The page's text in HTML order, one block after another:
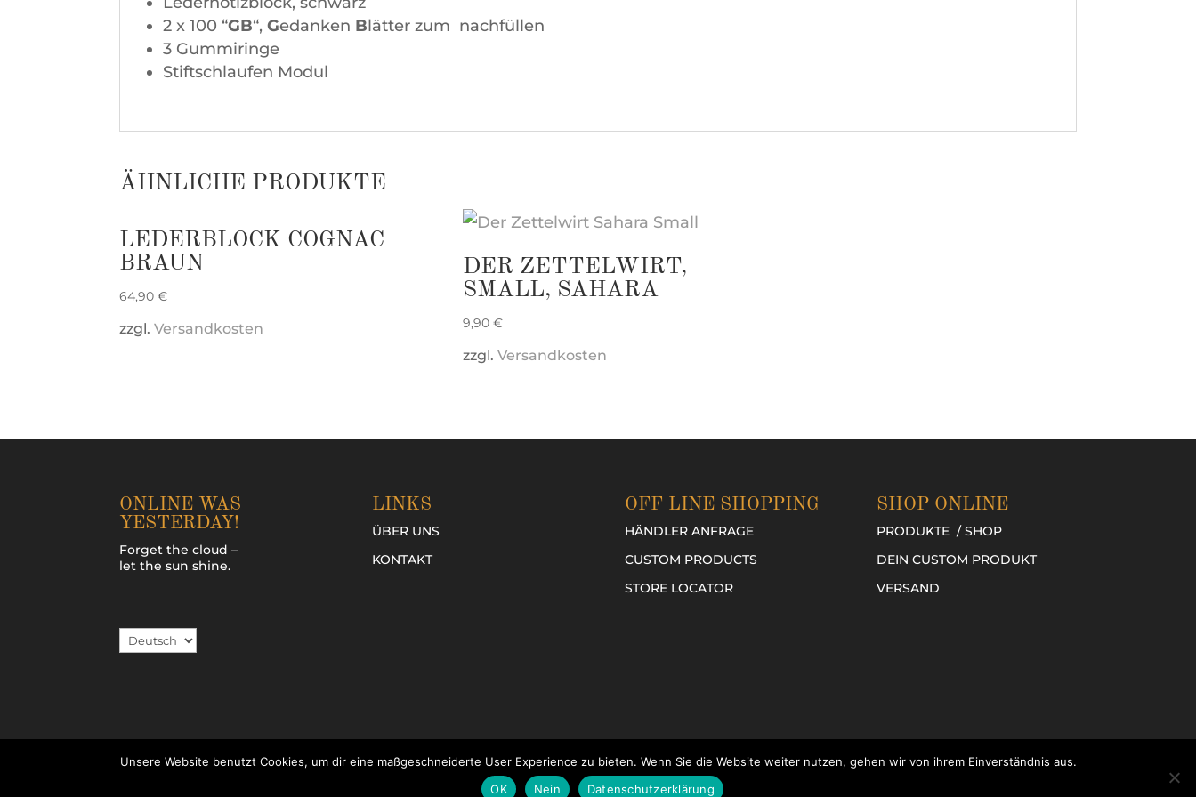
2 x 100 “GB“,Gedanken Blätter zum nachfüllen
3 Gummiringe
Stiftschlaufen Modul
ÄHNLICHE PRODUKTE
LEDERBLOCK COGNAC
BRAUN
64,90€
zzgl.Versandkosten
DER ZETTELWIRT,
SMALL, SAHARA
9,90 €
zzgl. Versandkosten
ONLINE WAS
YESTERDAY!
Forget the cloud –
let the sun shine.
Sprache
auswählen
LINKS
ÜBER UNS
KONTAKT
OFF LINE SHOPPING
HÄNDLER ANFRAGE
CUSTOM PRODUCTS
STORE LOCATOR
SHOP ONLINE
PRODUKTE / SHOP
DEIN CUSTOM PRODUKT
VERSAND
PRIVACY STATEMENT (DATENSCHUTZ) | LEGAL NOTICE (IMPRESSUM)
Unsere Website benutzt Cookies, um dir eine maßgeschneiderte User Experience zu bieten. Wenn Sie die Website weiter nutzen, gehen wir von ihrem Einverständnis aus.
OK
Nein Datenschutzerklärung